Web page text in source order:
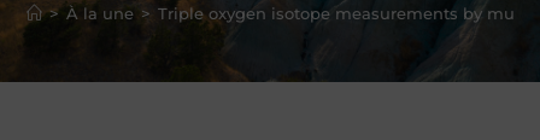
> À la une > Triple oxygen isotope measurements by